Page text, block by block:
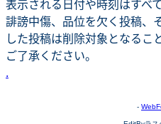
表示される日付や時刻はすべ
誹謗中傷、品位を欠く投稿、
した投稿は削除対象となるこ
ご了承ください。
.
-